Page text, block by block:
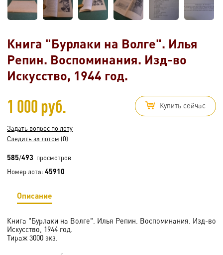
Книга "Бурлаки на Волге". Илья
Репин. Воспоминания. Изд-во
Искусство, 1944 год.
1 000 руб. Купить сейчас
Задать вопрос по лоту
Следить за лотом (0)
585/493 просмотров
Номер лота: 45910
Описание
Книга "Бурлаки на Волге". Илья Репин. Воспоминания. Изд-во
Искусство, 1944 год.
Тираж 3000 экз.